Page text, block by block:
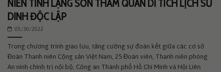
NIÊN TỈNH LẠNG SƠN THAM QUAN DI TÍCH LỊCH SỬ
DINH ĐỘC LẬP
05/30/2022
Trong chương trình giao lưu, tăng cường sự đoàn kết giữa các cơ sở
Đoàn Thanh niên Cộng sản Việt Nam, 25 Đoàn viên, Thanh niên phòng
An ninh chính trị nội bộ, Công an Thành phố Hồ Chí Minh và Hội Liên